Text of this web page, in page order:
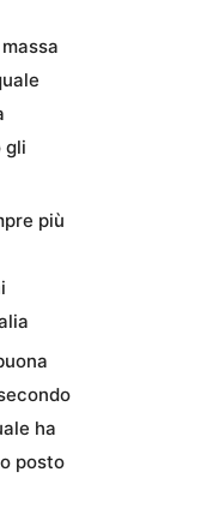
gli
più
ha
posto